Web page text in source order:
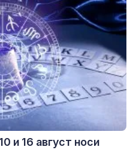
и 16 август носи